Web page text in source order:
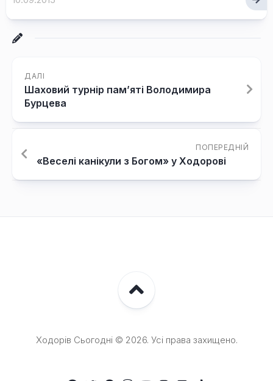
ДАЛІ
Шаховий турнір пам’яті Володимира
Бурцева
ПОПЕРЕДНІЙ
«Веселі канікули з Богом» у Ходорові
Ходорів Сьогодні © 2026. Усі права захищено.